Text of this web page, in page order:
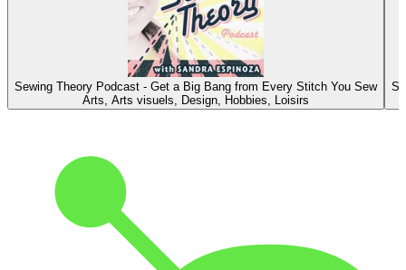
Sewing Theory Podcast - Get a Big Bang from Every Stitch You Sew
Arts, Arts visuels, Design, Hobbies, Loisirs